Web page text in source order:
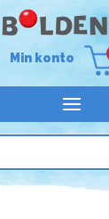
Min konto